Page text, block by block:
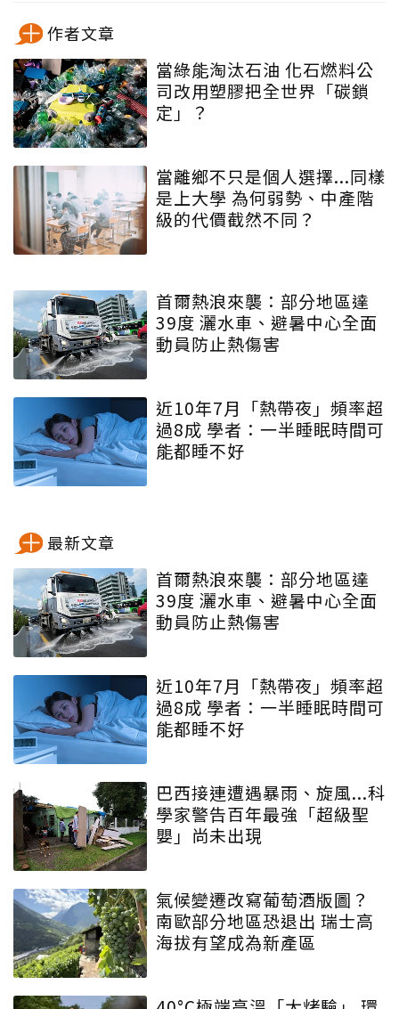
作者文章
當綠能淘汰石油 化石燃料公
司改用塑膠把全世界「碳鎖
定」？
當離鄉不只是個人選擇...同樣
是上大學 為何弱勢、中產階
級的代價截然不同？
首爾熱浪來襲：部分地區達
39度 灑水車、避暑中心全面
動員防止熱傷害
近10年7月「熱帶夜」頻率超
過8成 學者：一半睡眠時間可
能都睡不好
最新文章
首爾熱浪來襲：部分地區達
39度 灑水車、避暑中心全面
動員防止熱傷害
近10年7月「熱帶夜」頻率超
過8成 學者：一半睡眠時間可
能都睡不好
巴西接連遭遇暴雨、旋風...科
學家警告百年最強「超級聖
嬰」尚未出現
氣候變遷改寫葡萄酒版圖？
南歐部分地區恐退出 瑞士高
海拔有望成為新產區